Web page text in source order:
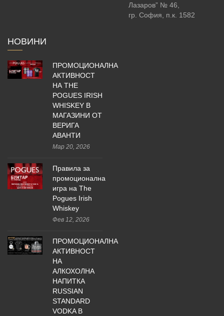
Лазаров” № 46,
гр. София, п.к. 1582
НОВИНИ
ПРОМОЦИОНАЛНА
АКТИВНОСТ
НА THE
POGUES IRISH
WHISKEY В
МАГАЗИНИ ОТ
ВЕРИГА
АВАНТИ
Мар 20, 2026
Правила за
промоционална
игра на The
Pogues Irish
Whiskey
Фев 12, 2026
ПРОМОЦИОНАЛНА
АКТИВНОСТ
НА
АЛКОХОЛНА
НАПИТКА
RUSSIAN
STANDARD
VODKA В